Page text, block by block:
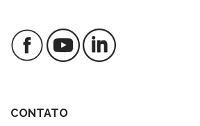
CONTATO